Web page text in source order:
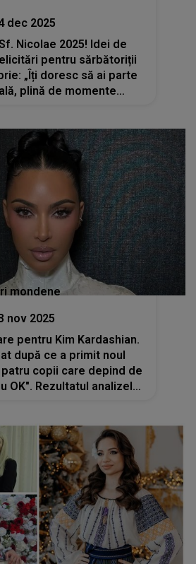
dec 2025
Nicolae 2025! Idei de
pentru sărbătoriții
„Îți doresc să ai parte
plină de momente
mondene
nov 2025
pentru Kim Kardashian.
după ce a primit noul
patru copii care depind de
analizelor